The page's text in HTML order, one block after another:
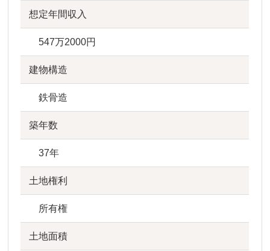
想定年間収入
547万2000円
建物構造
鉄骨造
築年数
37年
土地権利
所有権
土地面積